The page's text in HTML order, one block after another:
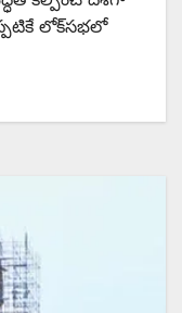
లోక్‌సభలో